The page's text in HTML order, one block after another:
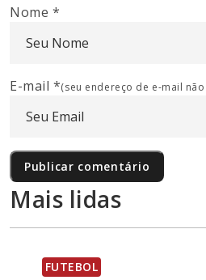
Nome *
E-mail *(seu endereço de e-mail
Mais lidas
FUTEBOL